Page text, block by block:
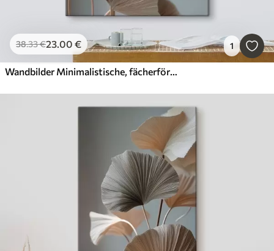
38.33€23.00 € 1
Wandbilder Minimalistische, fächerförmige Blätter